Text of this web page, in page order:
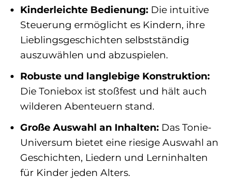
Kinderleichte Bedienung:Die intuitive
Steuerung ermöglicht es Kindern, ihre
Lieblingsgeschichten selbstständig
auszuwählen und abzuspielen.
Robuste und langlebige Konstruktion:
Die Toniebox ist stoßfest und hält auch
wilderen Abenteuern stand.
Große Auswahl an Inhalten:Das Tonie-
Universum bietet eine riesige Auswahl an
Geschichten, Liedern und Lerninhalten
für Kinder jeden Alters.